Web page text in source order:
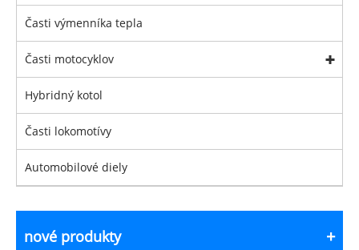
Časti výmenníka tepla
Časti motocyklov
Hybridný kotol
Časti lokomotívy
Automobilové diely
nové produkty